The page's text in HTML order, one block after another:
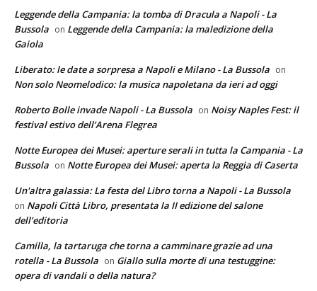
Leggende della Campania: la tomba di Dracula a Napoli - La
Bussola on Leggende della Campania: la maledizione della
Gaiola
Liberato: le date a sorpresa a Napoli e Milano - La Bussola on
Non solo Neomelodico: la musica napoletana da ieri ad oggi
Roberto Bolle invade Napoli - La Bussola on Noisy Naples Fest: il
festival estivo dell’Arena Flegrea
Notte Europea dei Musei: aperture serali in tutta la Campania - La
Bussola on Notte Europea dei Musei: aperta la Reggia di Caserta
Un'altra galassia: La festa del Libro torna a Napoli - La Bussola
on Napoli Città Libro, presentata la II edizione del salone
dell’editoria
Camilla, la tartaruga che torna a camminare grazie ad una
rotella - La Bussola on Giallo sulla morte di una testuggine:
opera di vandali o della natura?